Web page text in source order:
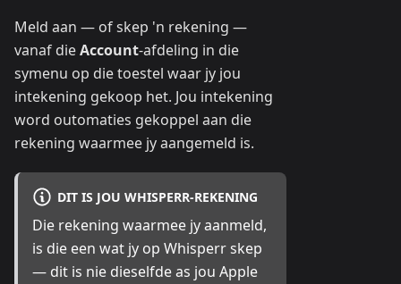
Meld aan — of skep 'n rekening —
vanaf dieAccount-afdeling in die
symenu op die toestel waar jy jou
intekening gekoop het. Jou intekening
word outomaties gekoppel aan die
rekening waarmee jy aangemeld is.
DIT IS JOU WHISPERR-REKENING
Die rekening waarmee jy aanmeld,
is die een wat jy op Whisperr skep
— dit is nie dieselfde as jou Apple